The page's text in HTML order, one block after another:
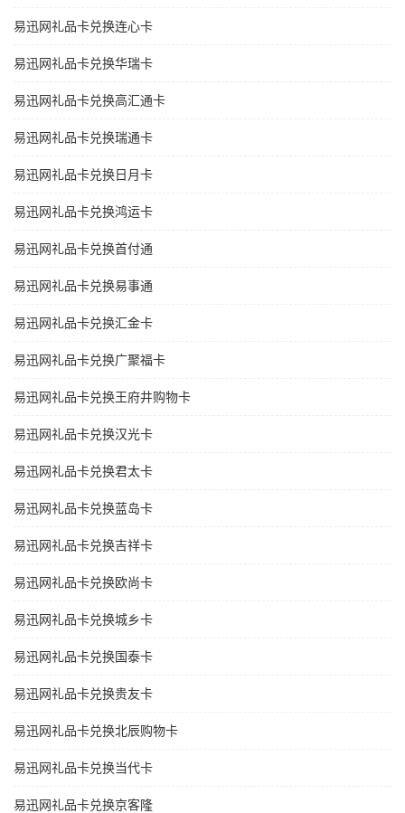
易迅网礼品卡兑换连心卡
易迅网礼品卡兑换华瑞卡
易迅网礼品卡兑换高汇通卡
易迅网礼品卡兑换瑞通卡
易迅网礼品卡兑换日月卡
易迅网礼品卡兑换鸿运卡
易迅网礼品卡兑换首付通
易迅网礼品卡兑换易事通
易迅网礼品卡兑换汇金卡
易迅网礼品卡兑换广聚福卡
易迅网礼品卡兑换王府井购物卡
易迅网礼品卡兑换汉光卡
易迅网礼品卡兑换君太卡
易迅网礼品卡兑换蓝岛卡
易迅网礼品卡兑换吉祥卡
易迅网礼品卡兑换欧尚卡
易迅网礼品卡兑换城乡卡
易迅网礼品卡兑换国泰卡
易迅网礼品卡兑换贵友卡
易迅网礼品卡兑换北辰购物卡
易迅网礼品卡兑换当代卡
易迅网礼品卡兑换京客隆